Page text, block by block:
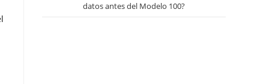
datos antes del Modelo 100?